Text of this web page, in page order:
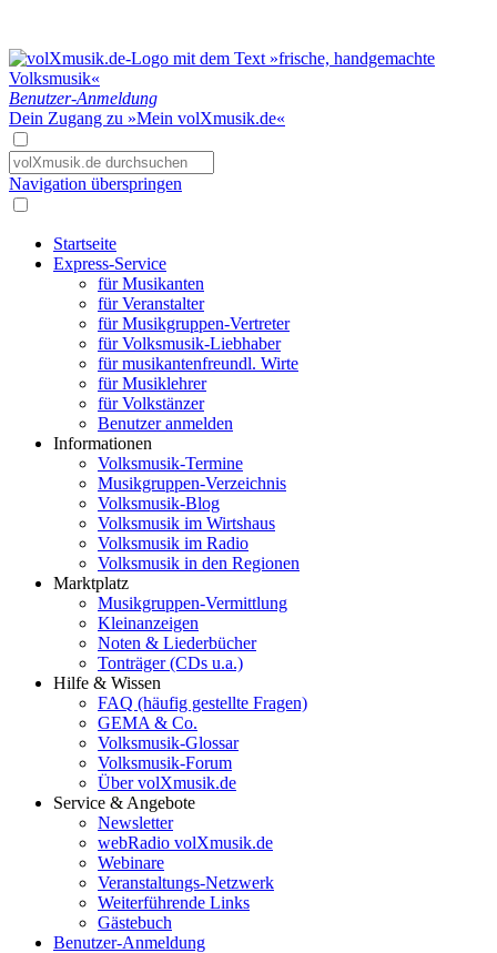
Benutzer-Anmeldung
Dein Zugang zu »Mein volXmusik.de«
Navigation überspringen
Startseite
Express-Service
für Musikanten
für Veranstalter
für Musikgruppen-Vertreter
für Volksmusik-Liebhaber
für musikantenfreundl. Wirte
für Musiklehrer
für Volkstänzer
Benutzer anmelden
Informationen
Volksmusik-Termine
Musikgruppen-Verzeichnis
Volksmusik-Blog
Volksmusik im Wirtshaus
Volksmusik im Radio
Volksmusik in den Regionen
Marktplatz
Musikgruppen-Vermittlung
Kleinanzeigen
Noten & Liederbücher
Tonträger (CDs u.a.)
Hilfe & Wissen
FAQ (häufig gestellte Fragen)
GEMA & Co.
Volksmusik-Glossar
Volksmusik-Forum
Über volXmusik.de
Service & Angebote
Newsletter
webRadio volXmusik.de
Webinare
Veranstaltungs-Netzwerk
Weiterführende Links
Gästebuch
Benutzer-Anmeldung